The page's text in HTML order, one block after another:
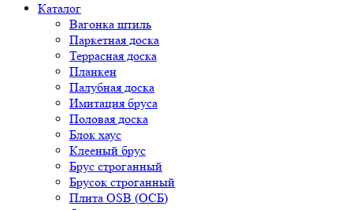
Каталог
Вагонка штиль
Паркетная доска
Террасная доска
Планкен
Палубная доска
Имитация бруса
Половая доска
Блок хаус
Клееный брус
Брус строганный
Брусок строганный
Плита OSB (ОСБ)